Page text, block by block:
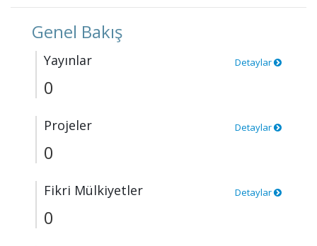
Genel Bakış
Yayınlar Detaylar
0
Projeler Detaylar
0
Fikri Mülkiyetler Detaylar
0